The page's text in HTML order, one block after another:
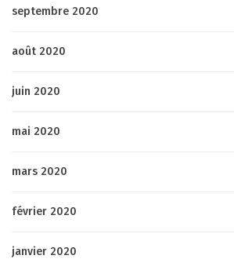
septembre 2020
août 2020
juin 2020
mai 2020
mars 2020
février 2020
janvier 2020